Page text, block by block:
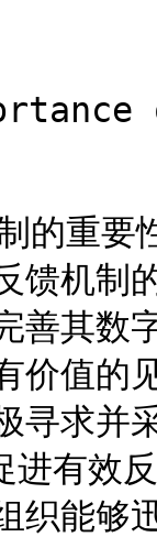
的重
馈机制
善其数
价值的
寻求并
进有效
织能